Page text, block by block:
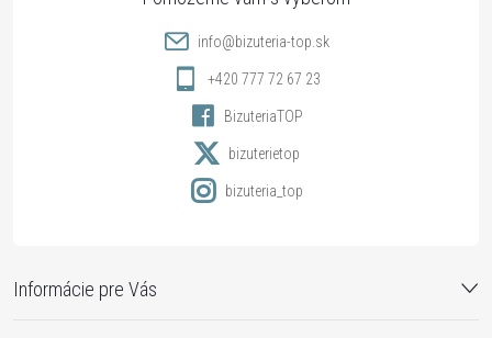
Informácie pre Vás
info@bizuteria-top.sk
+420 777 72 67 23
BizuteriaTOP
bizuterietop
bizuteria_top